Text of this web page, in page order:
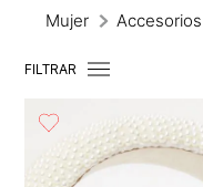
Mujer Accesorios
FILTRAR
9.
10